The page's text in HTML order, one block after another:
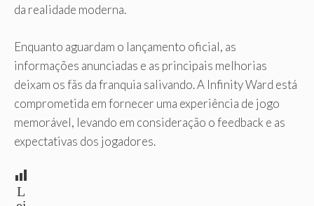
da realidade moderna.
Enquanto aguardam o lançamento oficial, as
informações anunciadas e as principais melhorias
deixam os fãs da franquia salivando. A Infinity Ward está
comprometida em fornecer uma experiência de jogo
memorável, levando em consideração o feedback e as
expectativas dos jogadores.
L